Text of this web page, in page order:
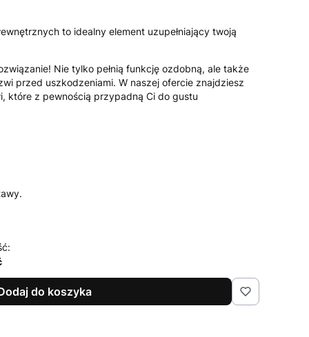
to idealny element uzupełniający twoją
Nie tylko pełnią funkcję ozdobną, ale także
przed uszkodzeniami. W naszej ofercie znajdziesz
które z pewnością przypadną Ci do gustu
do koszyka